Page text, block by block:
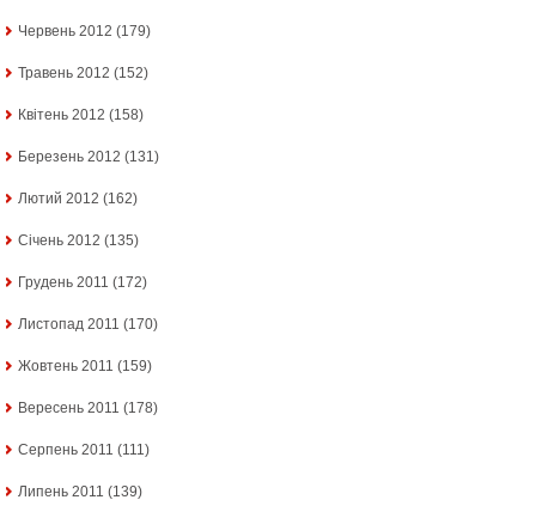
Червень 2012 (179)
Травень 2012 (152)
Квітень 2012 (158)
Березень 2012 (131)
Лютий 2012 (162)
Січень 2012 (135)
Грудень 2011 (172)
Листопад 2011 (170)
Жовтень 2011 (159)
Вересень 2011 (178)
Серпень 2011 (111)
Липень 2011 (139)